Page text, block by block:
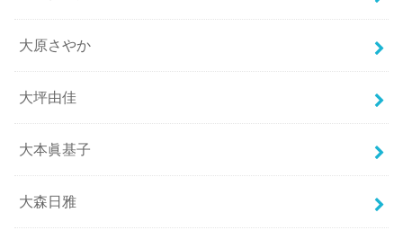
大原さやか
大坪由佳
大本眞基子
大森日雅